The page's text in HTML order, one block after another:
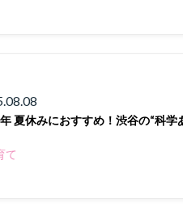
夏休みにおすすめ！渋谷の“科学
て